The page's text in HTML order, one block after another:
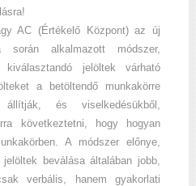
AC (Értékelő Központ) az új
során alkalmazott módszer,
jelöltek várható
a betöltendő munkakörre
és viselkedésükből,
következtetni, hogy hogyan
A módszer előnye,
beválása általában jobb,
verbális, hanem gyakorlati